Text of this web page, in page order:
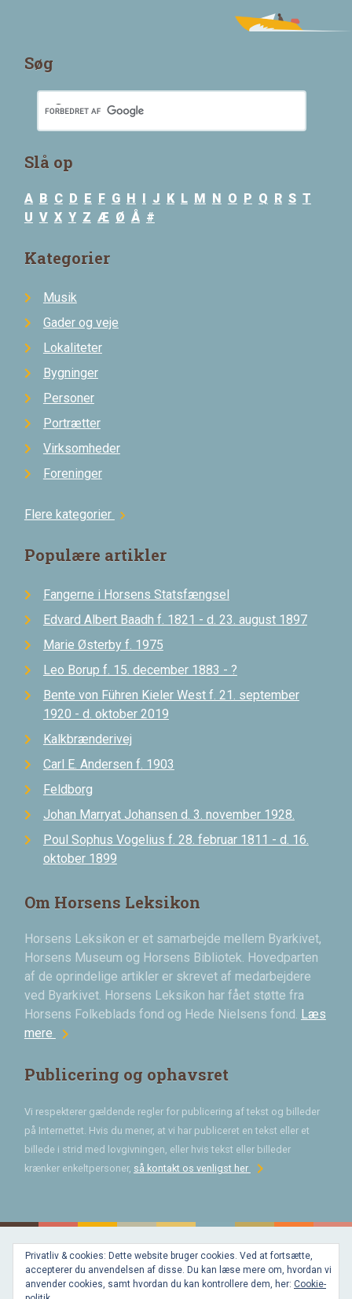
Søg
Slå op
A B C D E F G H I J K L M N O P Q R S T
U V X Y Z Æ Ø Å #
Kategorier
Musik
Gader og veje
Lokaliteter
Bygninger
Personer
Portrætter
Virksomheder
Foreninger
Flere kategorier chevron_right
Populære artikler
Fangerne i Horsens Statsfængsel
Edvard Albert Baadh f. 1821 - d. 23. august 1897
Marie Østerby f. 1975
Leo Borup f. 15. december 1883 - ?
Bente von Führen Kieler West f. 21. september
1920 - d. oktober 2019
Kalkbrænderivej
Carl E. Andersen f. 1903
Feldborg
Johan Marryat Johansen d. 3. november 1928.
Poul Sophus Vogelius f. 28. februar 1811 - d. 16.
oktober 1899
Om Horsens Leksikon
Horsens Leksikon er et samarbejde mellem Byarkivet,
Horsens Museum og Horsens Bibliotek. Hovedparten
af de oprindelige artikler er skrevet af medarbejdere
ved Byarkivet. Horsens Leksikon har fået støtte fra
Horsens Folkeblads fond og Hede Nielsens fond. Læs
mere chevron_right
Publicering og ophavsret
Vi respekterer gældende regler for publicering af tekst og billeder
på Internettet. Hvis du mener, at vi har publiceret en tekst eller et
billede i strid med lovgivningen, eller hvis tekst eller billeder
krænker enkeltpersoner, så kontakt os venligst herchevron_right
Bygget med
WordPressog
favoriteaf
Privatliv & cookies: Dette website bruger cookies. Ved at fortsætte,
accepterer du anvendelsen af disse. Du kan læse mere om, hvordan vi
anvender cookies, samt hvordan du kan kontrollere dem, her: Cookie-